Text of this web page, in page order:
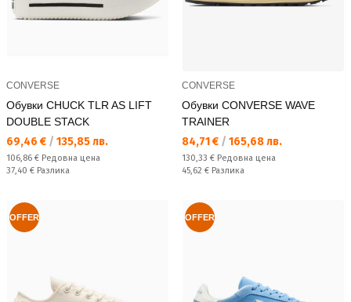
CONVERSE
Обувки CHUCK TLR AS LIFT
DOUBLE STACK
Текуща цена:
69,46 € / 135,85 лв.
Редовна цена:
106,86 € Редовна цена
Спестявате:
37,40 € Разлика
CONVERSE
Обувки CONVERSE WAVE
TRAINER
Текуща цена:
84,71 € / 165,68 лв.
Редовна цена:
130,33 € Редовна цена
Спестявате:
45,62 € Разлика
OFFER OFFER